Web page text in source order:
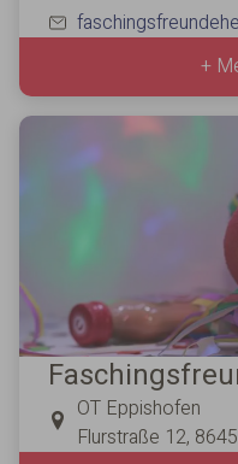
+
OT Eppishofen
Flurstraße 12,